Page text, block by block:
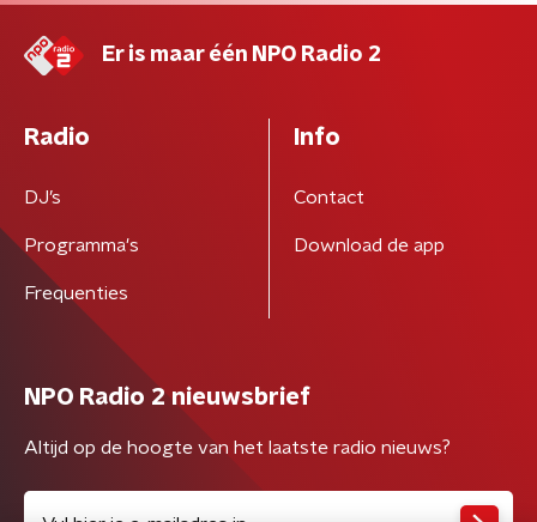
Er is maar één NPO Radio 2
Radio
DJ’s
Programma's
Frequenties
Info
Contact
Download de app
NPO Radio 2 nieuwsbrief
Altijd op de hoogte van het laatste radio nieuws?